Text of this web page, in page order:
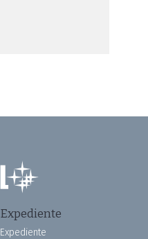
Expediente
Expediente